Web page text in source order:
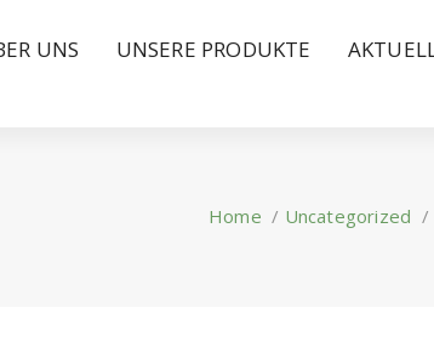
UNS UNSERE PRODUKTE
Home / Uncategorized /